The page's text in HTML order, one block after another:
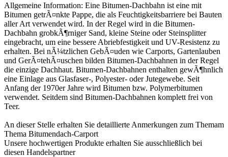
Allgemeine Information: Eine Bitumen-Dachbahn ist eine mit
Bitumen getrÃ¤nkte Pappe, die als Feuchtigkeitsbarriere bei Bauten
aller Art verwendet wird. In der Regel wird in die Bitumen-
Dachbahn grobkÃ¶rniger Sand, kleine Steine oder Steinsplitter
eingebracht, um eine bessere Abriebfestigkeit und UV-Resistenz zu
erhalten. Bei nÃ¼tzlichen GebÃ¤uden wie Carports, Gartenlauben
und GerÃ¤tehÃ¤uschen bilden Bitumen-Dachbahnen in der Regel
die einzige Dachhaut. Bitumen-Dachbahnen enthalten gewÃ¶hnlich
eine Einlage aus Glasfaser-, Polyester- oder Jutegewebe. Seit
Anfang der 1970er Jahre wird Bitumen bzw. Polymerbitumen
verwendet. Seitdem sind Bitumen-Dachbahnen komplett frei von
Teer.
An dieser Stelle erhalten Sie detaillierte Anmerkungen zum Themam
Thema Bitumendach-Carport
Unsere hochwertigen Produkte erhalten Sie ausschließlich bei
diesen Handelspartner